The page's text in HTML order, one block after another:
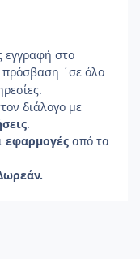
εγγραφή στο
πρόσβαση ΄σε όλο
διάλογο με
.
εφαρμογέςαπό τα